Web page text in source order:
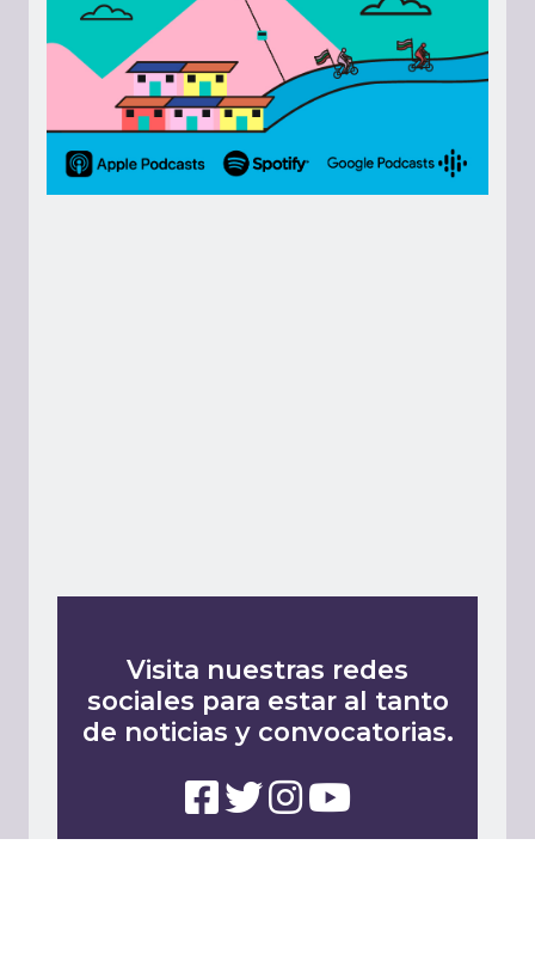
Visita nuestras redes
sociales para estar al tanto
de noticias y convocatorias.